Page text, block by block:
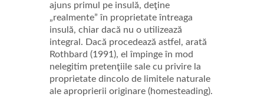
ajuns primul pe insulă, deţine
„realmente” în proprietate întreaga
insulă, chiar dacă nu o utilizează
integral. Dacă procedează astfel, arată
Rothbard (1991), el împinge în mod
nelegitim pretenţiile sale cu privire la
proprietate dincolo de limitele naturale
ale aproprierii originare (homesteading).